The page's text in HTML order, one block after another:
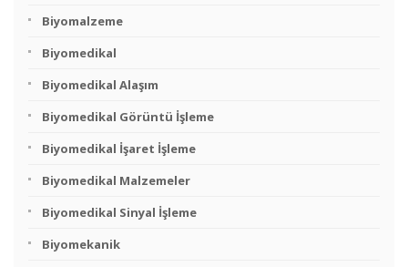
Biyomalzeme
Biyomedikal
Biyomedikal Alaşım
Biyomedikal Görüntü İşleme
Biyomedikal İşaret İşleme
Biyomedikal Malzemeler
Biyomedikal Sinyal İşleme
Biyomekanik